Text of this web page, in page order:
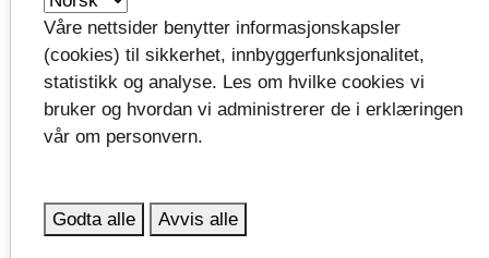
for mer strøm i Grenland. Et nytt kraftverk ble
opprettet i Grønvollfoss, og nye ledninger ble trekt
til Hauen. Den økte strømtilførselen fikk
konsekvenser for kapasiteten på Hauen, som ikke var
dimensjonert for å transformere de mengdene. Dette
førte til at det i 1949 ble oppført et nybygg mot nord.
enn den gamle transformatorstasjonen. Dette gjør at
Våre nettsider benytter informasjonskapsler
(cookies) til sikkerhet, innbyggerfunksjonalitet,
statistikk og analyse. Les om hvilke cookies vi
bruker og hvordan vi administrerer de i erklæringen
vår om personvern.
Godta alle Avvis alle